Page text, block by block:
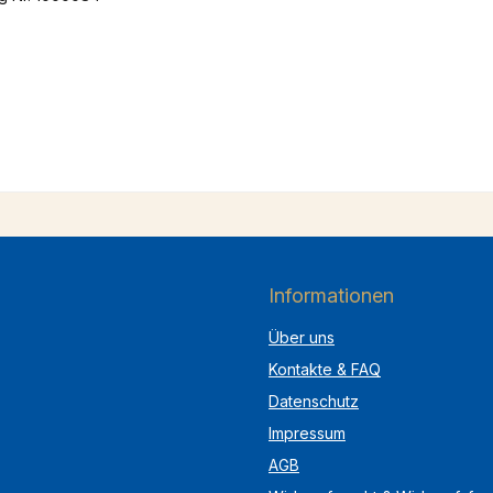
Informationen
Über uns
Kontakte & FAQ
Datenschutz
Impressum
AGB